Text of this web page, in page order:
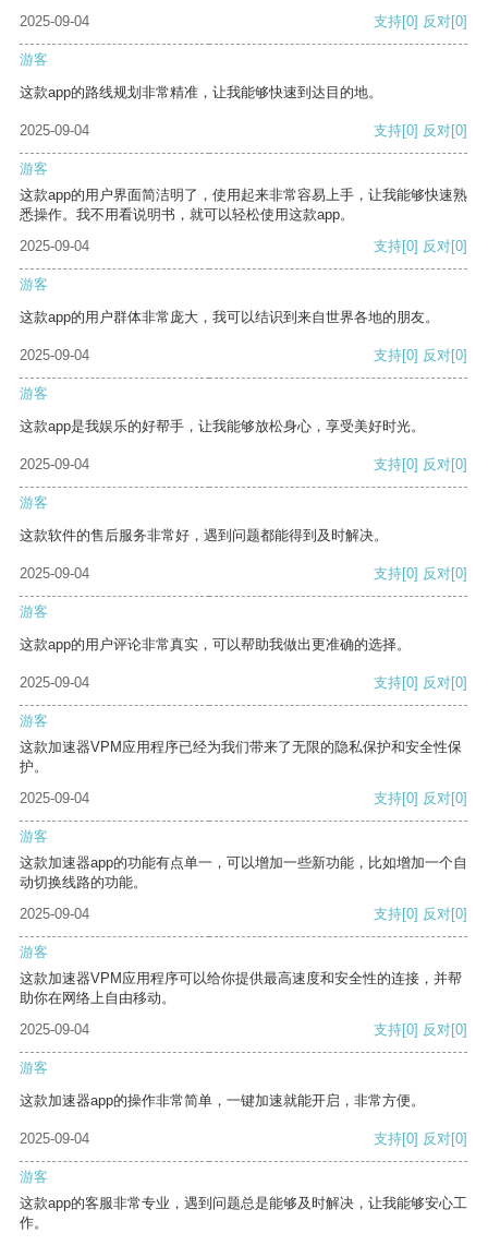
2025-09-04
支持[0] 反对[0]
游客
这款app的路线规划非常精准，让我能够快速到达目的地。
2025-09-04 支持[0] 反对[0]
游客
这款app的用户界面简洁明了，使用起来非常容易上手，让我能够快速熟
悉操作。我不用看说明书，就可以轻松使用这款app。
2025-09-04
支持[0] 反对[0]
游客
这款app的用户群体非常庞大，我可以结识到来自世界各地的朋友。
2025-09-04 支持[0] 反对[0]
游客
这款app是我娱乐的好帮手，让我能够放松身心，享受美好时光。
2025-09-04 支持[0] 反对[0]
游客
这款软件的售后服务非常好，遇到问题都能得到及时解决。
2025-09-04 支持[0] 反对[0]
游客
这款app的用户评论非常真实，可以帮助我做出更准确的选择。
2025-09-04 支持[0] 反对[0]
游客
这款加速器VPM应用程序已经为我们带来了无限的隐私保护和安全性保
护。
2025-09-04
支持[0] 反对[0]
游客
这款加速器app的功能有点单一，可以增加一些新功能，比如增加一个自
动切换线路的功能。
2025-09-04
支持[0] 反对[0]
游客
这款加速器VPM应用程序可以给你提供最高速度和安全性的连接，并帮
助你在网络上自由移动。
2025-09-04
支持[0] 反对[0]
游客
这款加速器app的操作非常简单，一键加速就能开启，非常方便。
2025-09-04 支持[0] 反对[0]
游客
这款app的客服非常专业，遇到问题总是能够及时解决，让我能够安心工
作。